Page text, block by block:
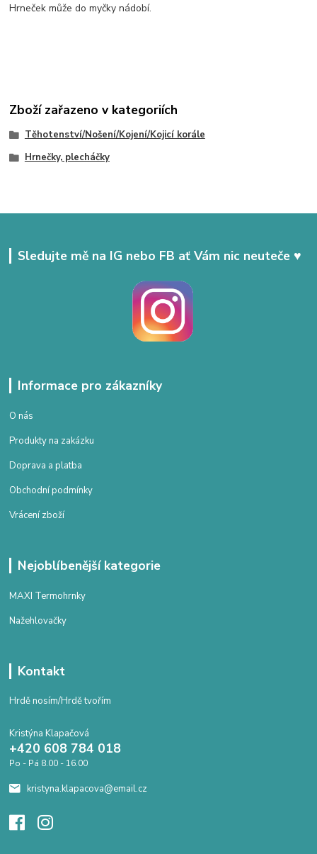
Hrneček může do myčky nádobí.
Zboží zařazeno v kategoriích
Těhotenství/Nošení/Kojení/Kojicí korále
Hrnečky, plecháčky
Sledujte mě na IG nebo FB ať Vám nic neuteče ♥
Informace pro zákazníky
O nás
Produkty na zakázku
Doprava a platba
Obchodní podmínky
Vrácení zboží
Nejoblíbenější kategorie
MAXI Termohrnky
Nažehlovačky
Kontakt
Hrdě nosím/Hrdě tvořím
Kristýna Klapačová
+420 608 784 018
Po - Pá 8.00 - 16.00
kristyna.klapacova@email.cz